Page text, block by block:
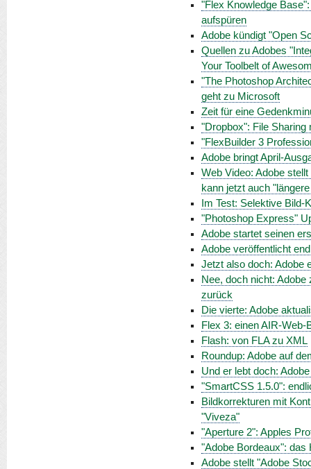
"Flex Knowledge
aufspüren
Adobe kündigt "Open
Quellen zu Adobes
Your Toolbelt of
"The Photoshop
geht zu Microsoft
Zeit für eine
"Dropbox": File Sharing
"FlexBuilder 3
Adobe bringt April-
Web Video: Adobe
kann jetzt auch
Im Test: Selektive
"Photoshop Express"
Adobe startet seinen
Adobe veröffentlicht
Jetzt also doch: Adobe
Nee, doch nicht:
zurück
Die vierte: Adobe
Flex 3: einen AIR-
Flash: von FLA zu XML
Roundup: Adobe auf
Und er lebt doch:
"SmartCSS 1.5.0":
Bildkorrekturen mit
"Viveza"
"Aperture 2": Apples
"Adobe Bordeaux": das
Adobe stellt "Adobe